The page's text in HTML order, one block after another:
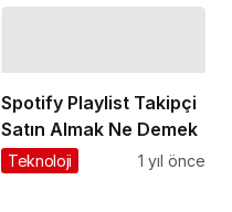
Spotify Playlist Takipçi
Satın Almak Ne Demek
Teknoloji 1 yıl önce